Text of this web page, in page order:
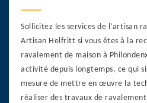
Sollicitez les services de l’artisan
Artisan Helfritt si vous êtes à la
ravalement de maison à
activité depuis longtemps, ce qui
mesure de mettre en œuvre la
réaliser des travaux de